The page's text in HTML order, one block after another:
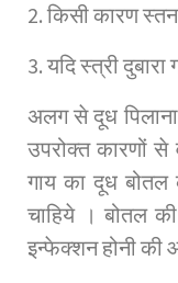
2. किसी कारण
3. यदि स्त्री दुबारा
अलग से दूध
उपरोक्त कारणों से
गाय का दूध बोतल
चाहिये । बोतल
इन्फेक्शन होनी की